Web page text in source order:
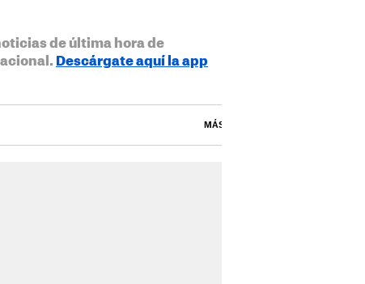
de última hora de
Descárgate aquí la app
MÁS